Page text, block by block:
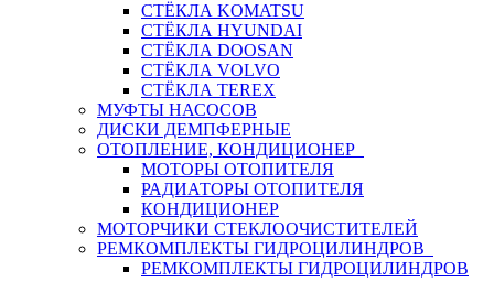
СТЁКЛА KOMATSU
СТЁКЛА HYUNDAI
СТЁКЛА DOOSAN
СТЁКЛА VOLVO
СТЁКЛА TEREX
МУФТЫ НАСОСОВ
ДИСКИ ДЕМПФЕРНЫЕ
ОТОПЛЕНИЕ, КОНДИЦИОНЕР
МОТОРЫ ОТОПИТЕЛЯ
РАДИАТОРЫ ОТОПИТЕЛЯ
КОНДИЦИОНЕР
МОТОРЧИКИ СТЕКЛООЧИСТИТЕЛЕЙ
РЕМКОМПЛЕКТЫ ГИДРОЦИЛИНДРОВ
РЕМКОМПЛЕКТЫ ГИДРОЦИЛИНДРОВ